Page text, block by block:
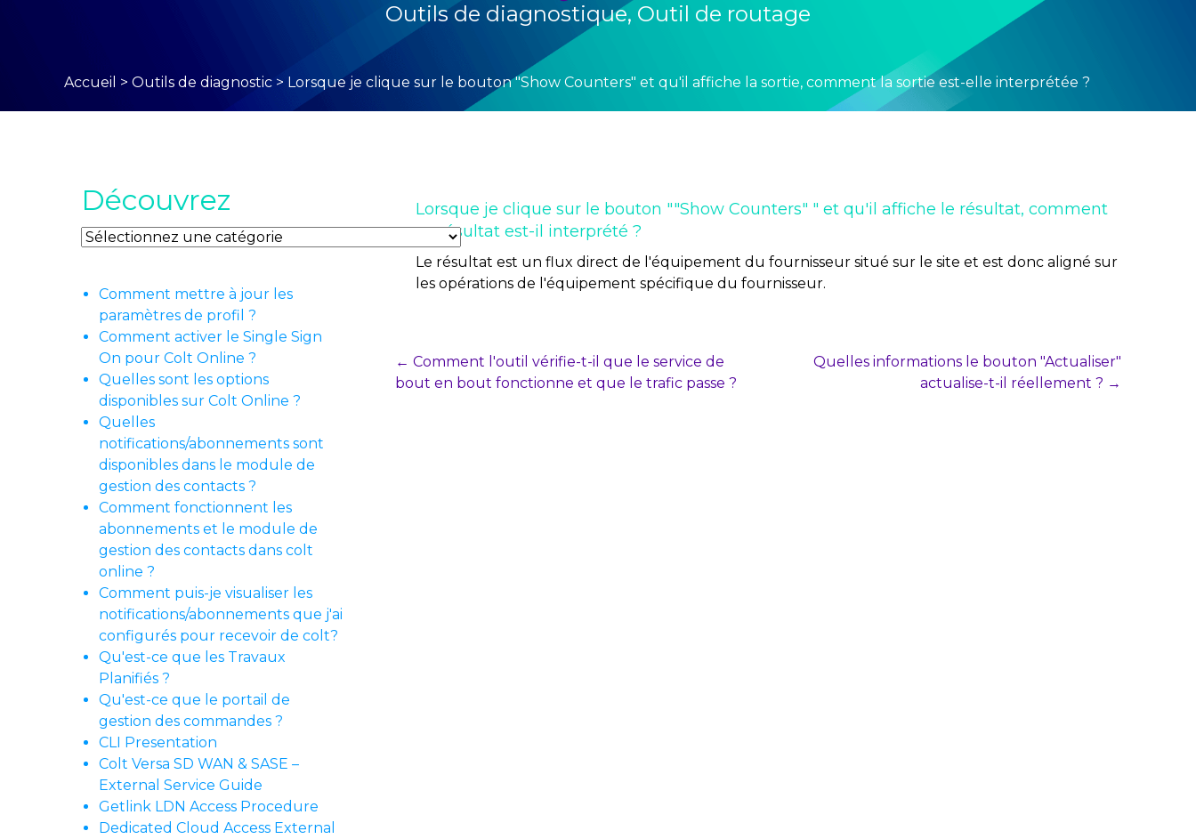
Outils de diagnostique, Outil de routage
Accueil > Outils de diagnostic > Lorsque je clique sur le bouton "Show Counters" et qu'il affiche la sortie, comment la sortie est-elle interprétée ?
Découvrez
Découvrez
Comment mettre à jour les
paramètres de profil ?
Comment activer le Single Sign
On pour Colt Online ?
Quelles sont les options
disponibles sur Colt Online ?
Quelles
notifications/abonnements sont
disponibles dans le module de
gestion des contacts ?
Comment fonctionnent les
abonnements et le module de
gestion des contacts dans colt
online ?
Comment puis-je visualiser les
notifications/abonnements que j'ai
configurés pour recevoir de colt?
Qu'est-ce que les Travaux
Planifiés ?
Qu'est-ce que le portail de
gestion des commandes ?
CLI Presentation
Colt Versa SD WAN & SASE –
External Service Guide
Getlink LDN Access Procedure
Dedicated Cloud Access External
Lorsque je clique sur le bouton ""Show Counters" " et qu'il affiche le résultat, comment
ce résultat est-il interprété ?
Le résultat est un flux direct de l'équipement du fournisseur situé sur le site et est donc aligné sur
les opérations de l'équipement spécifique du fournisseur.
Post
← Comment l'outil vérifie-t-il que le service de
bout en bout fonctionne et que le trafic passe ?
Quelles informations le bouton "Actualiser"
actualise-t-il réellement ? →